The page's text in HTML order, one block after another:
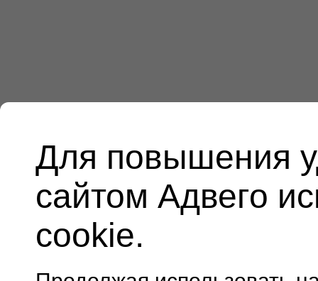
Для повышения
сайтом Адвего
cookie.